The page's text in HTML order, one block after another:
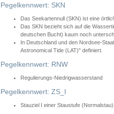
Pegelkennwert: SKN
Das Seekartennull (SKN) ist eine
Das SKN bezieht sich auf die
deutschen Bucht) kaum noch
In Deutschland und den Nordsee-
Astronomical Tide (LAT)" definiert.
Pegelkennwert: RNW
Regulierungs-Niedrigwasserstand
Pegelkennwert: ZS_I
Stauziel I einer Staustufe (Normalstau)